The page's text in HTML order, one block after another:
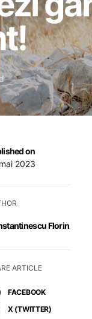
on
2023
Florin
ARTICLE
FACEBOOK
X (TWITTER)